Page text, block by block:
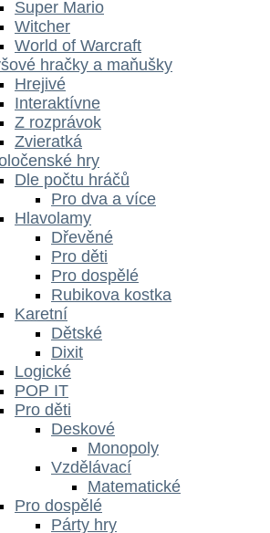
Super Mario
Witcher
World of Warcraft
hračky a maňušky
Hrejivé
Interaktívne
Z rozprávok
Zvieratká
hry
Dle počtu hráčů
Pro dva a více
Hlavolamy
Dřevěné
Pro děti
Pro dospělé
Rubikova kostka
Karetní
Dětské
Dixit
Logické
POP IT
Pro děti
Deskové
Monopoly
Vzdělávací
Matematické
Pro dospělé
Párty hry